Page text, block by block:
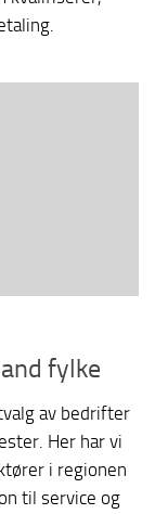
fylke
av bedrifter
Her har vi
i regionen
til service og